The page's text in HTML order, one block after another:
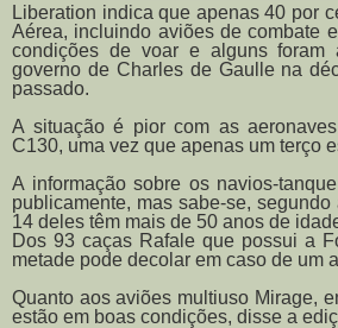
Liberation indica que apenas 40 por
Aérea, incluindo aviões de combate
condições de voar e alguns foram
governo de Charles de Gaulle na
passado.
A situação é pior com as
C130, uma vez que apenas um terço
A informação sobre os navios-
publicamente, mas sabe-se,
14 deles têm mais de 50 anos de
Dos 93 caças Rafale que possui a
metade pode decolar em caso de um
Quanto aos aviões multiuso Mirage,
estão em boas condições, disse a